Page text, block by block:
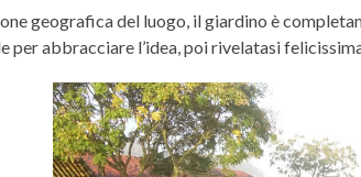
geografica del luogo, il giardino è
abbracciare l’idea, poi rivelatasi